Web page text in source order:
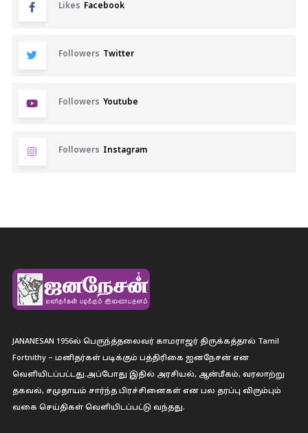
Likes Facebook
Followers Twitter
Followers Youtube
Followers Instagram
JANANESAN 1956ல் பெருந்த்தலைவர் காமராஜர் திருக்கத்தால் Tamil
Fortnithy – மனிதர்கள் படிக்கும் பத்திரிகை ஐனநேசன் என
வெளியிடப்பட்டது.அப்போது இதில் அரசியல், ஆன்மீகம், வரலாற்று
தகவல், சமுதாயம் சார்ந்த பிரச்சினைகள் என பல தரப்பு விரும்பும்
வகை செய்திகள் வெளியிடப்பட்டு வந்தது.